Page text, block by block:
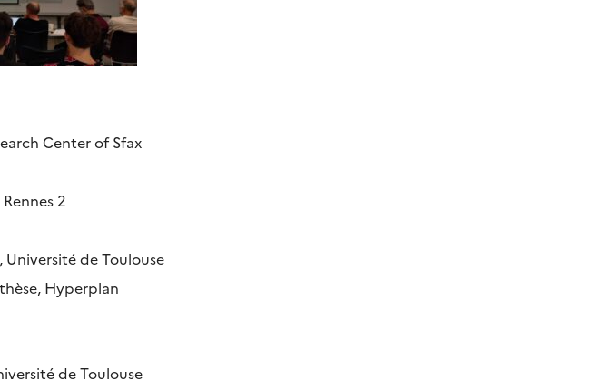
Center of Sfax
2
Université de Toulouse
Hyperplan
de Toulouse